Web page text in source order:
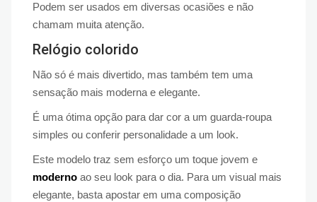
Podem ser usados ​​em diversas ocasiões e não
chamam muita atenção.
Relógio colorido
Não só é mais divertido, mas também tem uma
sensação mais moderna e elegante.
É uma ótima opção para dar cor a um guarda-roupa
simples ou conferir personalidade a um look.
Este modelo traz sem esforço um toque jovem e
moderno ao seu look para o dia. Para um visual mais
elegante, basta apostar em uma composição